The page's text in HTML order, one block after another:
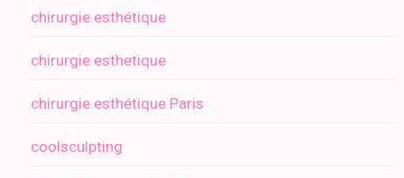
chirurgie esthétique
chirurgie esthetique
chirurgie esthétique Paris
coolsculpting